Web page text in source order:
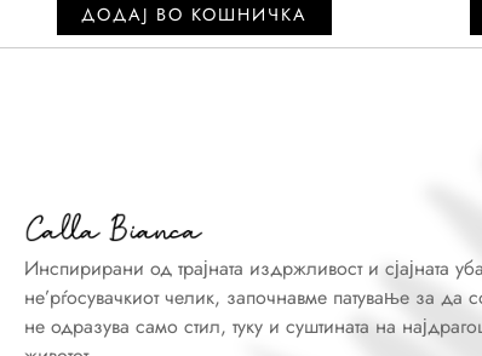
ДОДАJ ВО КОШНИЧКА
Инспирирани од трајната издржливост и сјајната
не’рѓосувачкиот челик, започнавме патување за да
не одразува само стил, туку и суштината на